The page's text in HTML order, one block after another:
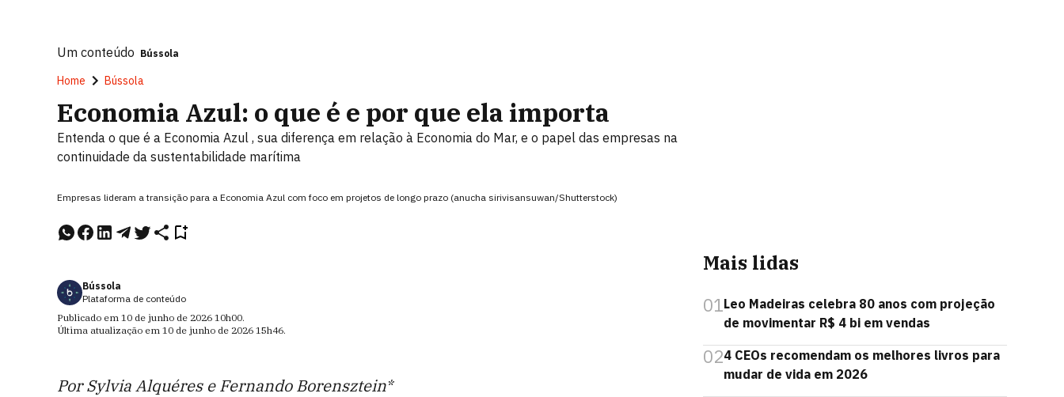
Um conteúdo Bússola
Home Bússola
Economia Azul: o que é e por que ela importa
Entenda o que é a Economia Azul , sua diferença em relação à Economia do Mar, e o papel das empresas na
continuidade da sustentabilidade marítima
Empresas lideram a transição para a Economia Azul com foco em projetos de longo prazo (anucha sirivisansuwan/Shutterstock)
Bússola
Plataforma de conteúdo
Publicado em 10 de junho de 2026 10h00.
Última atualização em 10 de junho de 2026 15h46.
Por Sylvia Alquéres e Fernando Borensztein*
Mais lidas
01Leo Madeiras celebra 80 anos com projeção
de movimentar R$ 4 bi em vendas
024 CEOs recomendam os melhores livros para
mudar de vida em 2026